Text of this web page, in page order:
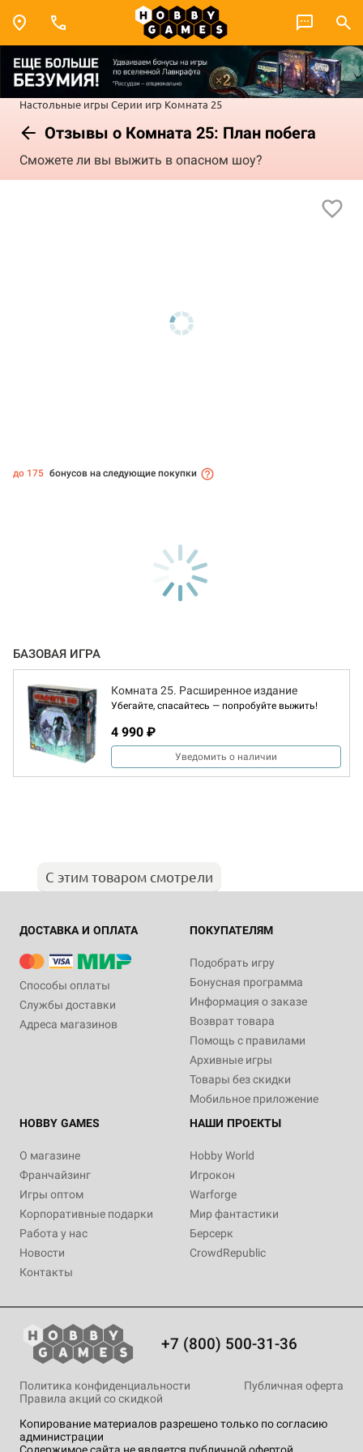
Настольные игры Серии игр Комната 25
Отзывы о Комната 25: План побега
Сможете ли вы выжить в опасном шоу?
до 175 бонусов на следующие покупки
БАЗОВАЯ ИГРА
Комната 25. Расширенное издание
Убегайте, спасайтесь — попробуйте выжить!
4 990 ₽
Уведомить о наличии
С этим товаром смотрели
ДОСТАВКА И ОПЛАТА
Способы оплаты
Службы доставки
Адреса магазинов
ПОКУПАТЕЛЯМ
Подобрать игру
Бонусная программа
Информация о заказе
Возврат товара
Помощь с правилами
Архивные игры
Товары без скидки
Мобильное приложение
HOBBY GAMES
О магазине
Франчайзинг
Игры оптом
Корпоративные подарки
Работа у нас
Новости
Контакты
НАШИ ПРОЕКТЫ
Hobby World
Игрокон
Warforge
Мир фантастики
Берсерк
CrowdRepublic
+7 (800) 500-31-36
Копирование материалов разрешено только по согласию
администрации
Политика конфиденциальности
Публичная оферта
Правила акций со скидкой